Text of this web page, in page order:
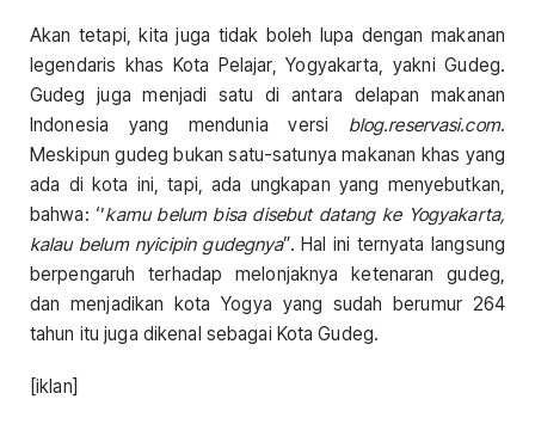
Akan tetapi, kita juga tidak boleh lupa dengan makanan
legendaris khas Kota Pelajar, Yogyakarta, yakni Gudeg.
Gudeg juga menjadi satu di antara delapan makanan
Indonesia yang mendunia versi blog.reservasi.com.
Meskipun gudeg bukan satu-satunya makanan khas yang
ada di kota ini, tapi, ada ungkapan yang menyebutkan,
bahwa: ‘’kamu belum bisa disebut datang ke Yogyakarta,
kalau belum nyicipin gudegnya”. Hal ini ternyata langsung
berpengaruh terhadap melonjaknya ketenaran gudeg,
dan menjadikan kota Yogya yang sudah berumur 264
tahun itu juga dikenal sebagai Kota Gudeg.
[iklan]